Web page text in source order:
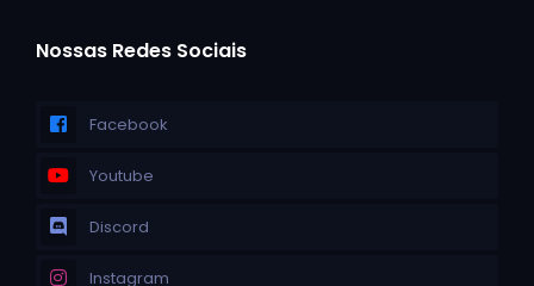
Nossas Redes Sociais
Facebook
Youtube
Discord
Instagram